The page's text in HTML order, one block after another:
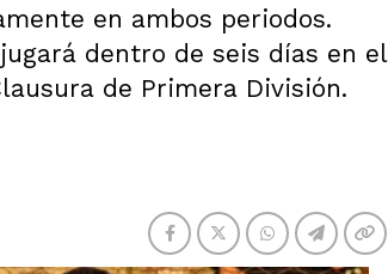
en ambos periodos.
dentro de seis días en el
de Primera División.